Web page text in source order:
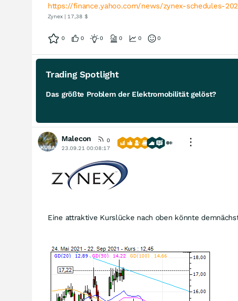
https://finance.yahoo.com/news/zynex-schedules-
Zynex | 17,38 $
0 0 0 0 0 0
Trading Spotlight
Das größte Problem der Elektromobilität gelöst?
Malecon
0
23.09.21 00:08:17
Eine attraktive Kurslücke nach oben könnte